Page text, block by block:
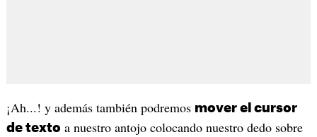
¡Ah...! y además también podremos mover el cursor
de texto a nuestro antojo colocando nuestro dedo sobre